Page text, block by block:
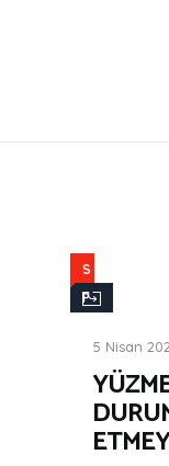
S
P
5 Nisan